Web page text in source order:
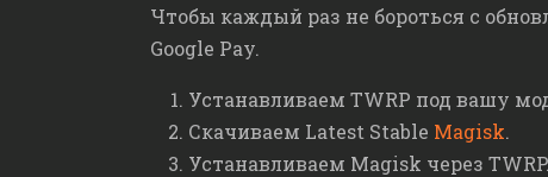
Чтобы каждый раз не бороться с
Google Pay.
Устанавливаем TWRP под вашу
Скачиваем Latest Stable Magisk.
Устанавливаем Magisk через TWRP.